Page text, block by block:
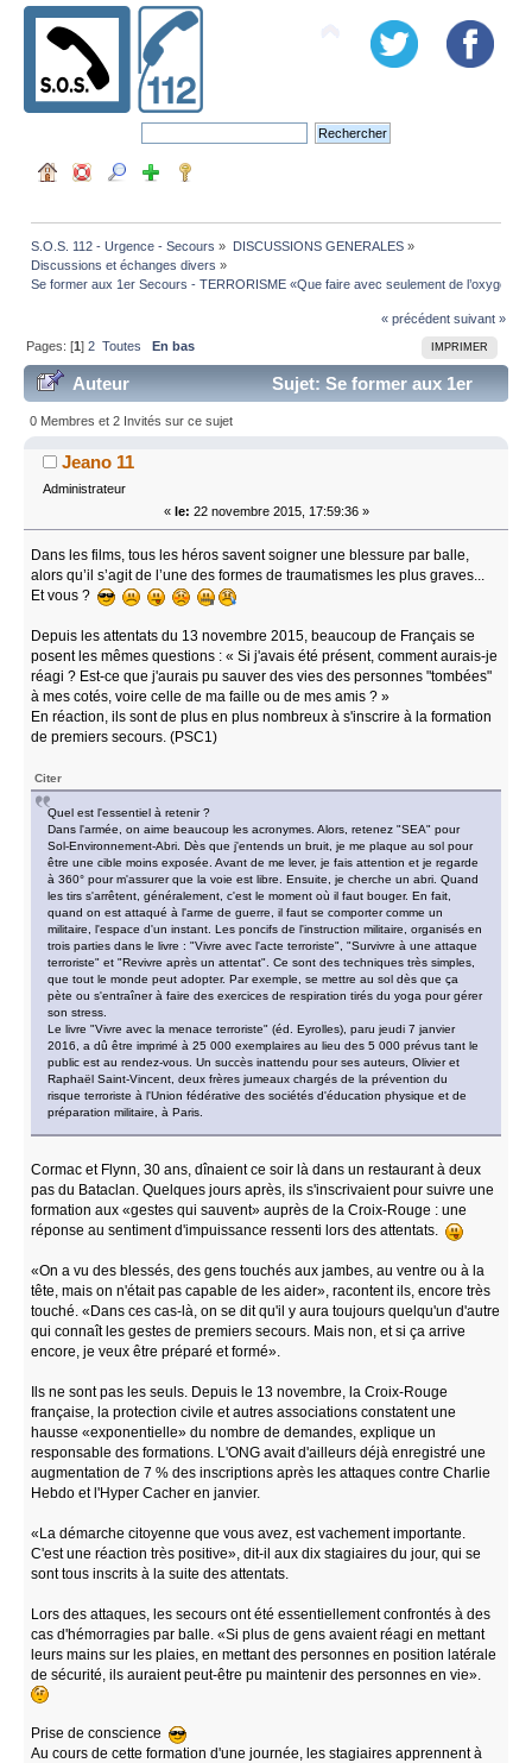
S.O.S. 112 - Urgence - Secours » DISCUSSIONS GENERALES»
Discussions et échanges divers »
Se former aux 1er Secours - TERRORISME «Que faire avec seulement de l’oxygène»
« précédent suivant »
IMPRIMER
Pages: [1]2 Toutes En bas
Auteur
Sujet: Se former aux 1er
Secours - TERRORISME «Que faire avec seulement de
l’oxygène» (Lu 82981 fois)
0 Membres et 2 Invités sur ce sujet
Jeano 11
Administrateur
« le: 22 novembre 2015, 17:59:36 »
Dans les films, tous les héros savent soigner une blessure par balle,
alors qu’il s’agit de l’une des formes de traumatismes les plus graves...
Et vous ?
Depuis les attentats du 13 novembre 2015, beaucoup de Français se
posent les mêmes questions : « Si j'avais été présent, comment aurais-je
réagi ? Est-ce que j'aurais pu sauver des vies des personnes "tombées"
à mes cotés, voire celle de ma faille ou de mes amis ? »
En réaction, ils sont de plus en plus nombreux à s'inscrire à la formation
de premiers secours. (PSC1)
Citer
Quel est l'essentiel à retenir ?
Dans l'armée, on aime beaucoup les acronymes. Alors, retenez "SEA" pour
Sol-Environnement-Abri. Dès que j'entends un bruit, je me plaque au sol pour
être une cible moins exposée. Avant de me lever, je fais attention et je regarde
à 360° pour m'assurer que la voie est libre. Ensuite, je cherche un abri. Quand
les tirs s'arrêtent, généralement, c'est le moment où il faut bouger. En fait,
quand on est attaqué à l'arme de guerre, il faut se comporter comme un
militaire, l'espace d'un instant. Les poncifs de l'instruction militaire, organisés en
trois parties dans le livre : "Vivre avec l'acte terroriste", "Survivre à une attaque
terroriste" et "Revivre après un attentat". Ce sont des techniques très simples,
que tout le monde peut adopter. Par exemple, se mettre au sol dès que ça
pète ou s'entraîner à faire des exercices de respiration tirés du yoga pour gérer
son stress.
Le livre "Vivre avec la menace terroriste" (éd. Eyrolles), paru jeudi 7 janvier
2016, a dû être imprimé à 25 000 exemplaires au lieu des 5 000 prévus tant le
public est au rendez-vous. Un succès inattendu pour ses auteurs, Olivier et
Raphaël Saint-Vincent, deux frères jumeaux chargés de la prévention du
risque terroriste à l'Union fédérative des sociétés d'éducation physique et de
préparation militaire, à Paris.
Cormac et Flynn, 30 ans, dînaient ce soir là dans un restaurant à deux
pas du Bataclan. Quelques jours après, ils s'inscrivaient pour suivre une
formation aux «gestes qui sauvent» auprès de la Croix-Rouge : une
réponse au sentiment d'impuissance ressenti lors des attentats.
«On a vu des blessés, des gens touchés aux jambes, au ventre ou à la
tête, mais on n'était pas capable de les aider», racontent ils, encore très
touché. «Dans ces cas-là, on se dit qu'il y aura toujours quelqu'un d'autre
qui connaît les gestes de premiers secours. Mais non, et si ça arrive
encore, je veux être préparé et formé».
Ils ne sont pas les seuls. Depuis le 13 novembre, la Croix-Rouge
française, la protection civile et autres associations constatent une
hausse «exponentielle» du nombre de demandes, explique un
responsable des formations. L'ONG avait d'ailleurs déjà enregistré une
augmentation de 7 % des inscriptions après les attaques contre Charlie
Hebdo et l'Hyper Cacher en janvier.
«La démarche citoyenne que vous avez, est vachement importante.
C'est une réaction très positive», dit-il aux dix stagiaires du jour, qui se
sont tous inscrits à la suite des attentats.
Lors des attaques, les secours ont été essentiellement confrontés à des
cas d'hémorragies par balle. «Si plus de gens avaient réagi en mettant
leurs mains sur les plaies, en mettant des personnes en position latérale
de sécurité, ils auraient peut-être pu maintenir des personnes en vie».
Prise de conscience
Au cours de cette formation d'une journée, les stagiaires apprennent à